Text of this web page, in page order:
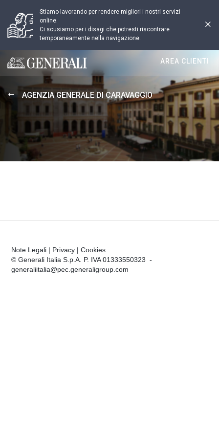
Stiamo lavorando per rendere migliori i nostri servizi
online.
Ci scusiamo per i disagi che potresti riscontrare
temporaneamente nella navigazione.
Generali logo
AREA CLIENTI
AGENZIA GENERALE DI CARAVAGGIO
Note Legali | Privacy | Cookies
© Generali Italia S.p.A. P. IVA 01333550323 -
generaliitalia@pec.generaligroup.com